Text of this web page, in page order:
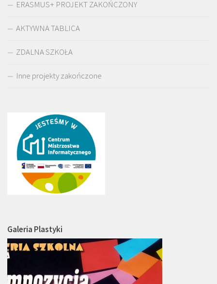
ERASMUS+ PROJEKT ZAKOŃCZONY
AKTYWNA TABLICA
ZDALNA SZKOŁA
Inne projekty zakończone
Galeria Plastyki